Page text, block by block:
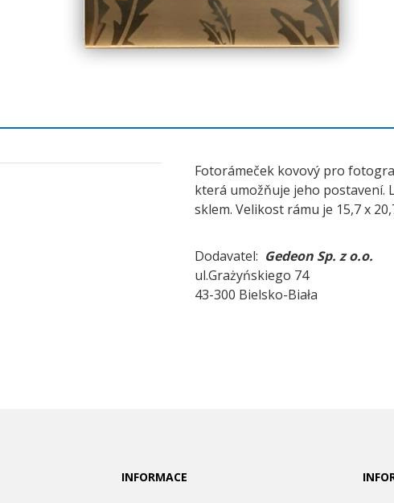
Fotorámeček kovový pro
která umožňuje jeho postavení.
sklem. Velikost rámu je 15,7 x
Dodavatel: Gedeon Sp. z o.o.
ul.Grażyńskiego 74
43-300 Bielsko-Biała
INFORMACE